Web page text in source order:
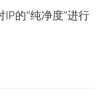
的“纯净度”进行